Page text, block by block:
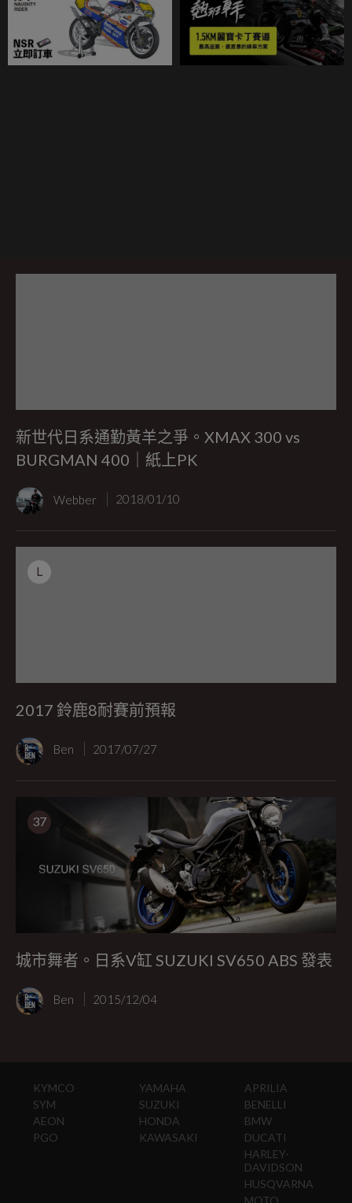
新世代日系通勤黃羊之爭。XMAX 300 vs
BURGMAN 400｜紙上PK
Webber 2018/01/10
L
2017 鈴鹿8耐賽前預報
Ben 2017/07/27
37
城市舞者。日系V缸 SUZUKI SV650 ABS 發表
Ben 2015/12/04
KYMCO
SYM
AEON
PGO
YAMAHA
SUZUKI
HONDA
KAWASAKI
APRILIA
BENELLI
BMW
DUCATI
HARLEY-
DAVIDSON
HUSQVARNA